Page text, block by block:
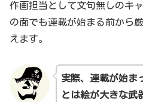
作画担当として文句無しのキ
の面でも連載が始まる前から
えます。
実際、連載が始ま
とは絵が大きな武